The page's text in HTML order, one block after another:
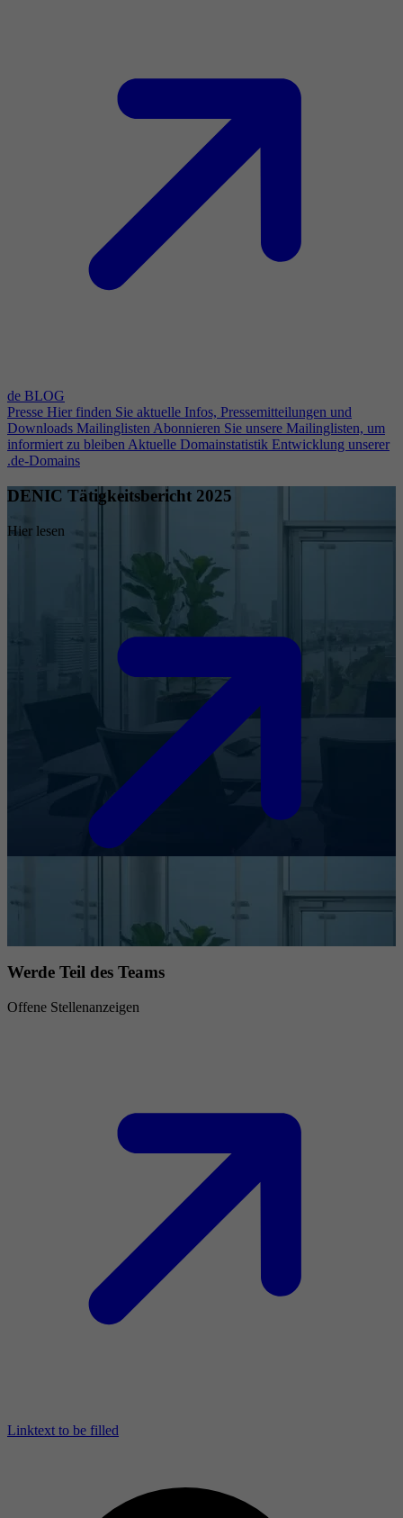
de BLOG
Presse Hier finden Sie aktuelle Infos, Pressemitteilungen und
Downloads Mailinglisten Abonnieren Sie unsere Mailinglisten, um
informiert zu bleiben Aktuelle Domainstatistik Entwicklung unserer
.de-Domains
DENIC Tätigkeitsbericht 2025
Hier lesen
Werde Teil des Teams
Offene Stellenanzeigen
Linktext to be filled